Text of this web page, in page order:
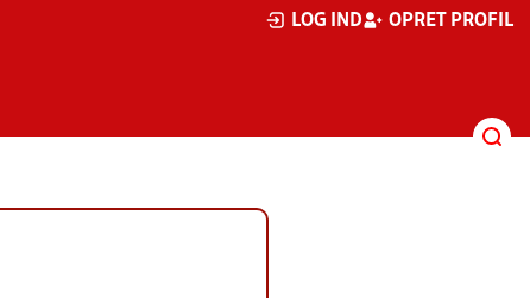
LOG IND OPRET PROFIL